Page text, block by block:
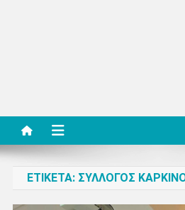
ΕΤΙΚΈΤΑ: ΣΎΛΛΟΓΟΣ